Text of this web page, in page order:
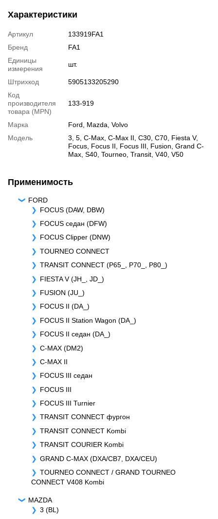
Характеристики
Артикул
133919FA1
Бренд
FA1
Единицы
измерения
шт.
Штрихкод
5905133205290
Код
производителя
товара (MPN)
133-919
Марка Ford Mazda Volvo
Модель
3 5 C-Max C-Max II C30 C70 Fiesta V,
Focus Focus II Focus III Fusion Grand C-
Max S40 Tourneo Transit V40 V50
Применимость
FORD
FOCUS (DAW, DBW)
FOCUS седан (DFW)
FOCUS Clipper (DNW)
TOURNEO CONNECT
TRANSIT CONNECT (P65_, P70_, P80_)
FIESTA V (JH_, JD_)
FUSION (JU_)
FOCUS II (DA_)
FOCUS II Station Wagon (DA_)
FOCUS II седан (DA_)
C-MAX (DM2)
C-MAX II
FOCUS III седан
FOCUS III
FOCUS III Turnier
TRANSIT CONNECT фургон
TRANSIT CONNECT Kombi
TRANSIT COURIER Kombi
GRAND C-MAX (DXA/CB7, DXA/CEU)
TOURNEO CONNECT / GRAND TOURNEO
CONNECT V408 Kombi
MAZDA
3 (BL)